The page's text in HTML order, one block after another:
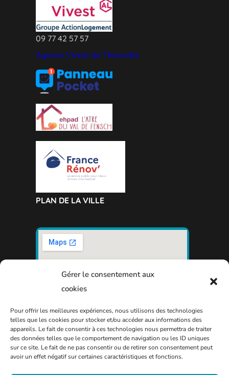
Gérer le consentement aux
cookies
Pour offrir les meilleures expériences, nous utilisons des technologies
telles que les cookies pour stocker et/ou accéder aux informations des
appareils. Le fait de consentir à ces technologies nous permettra de traiter
des données telles que le comportement de navigation ou les ID uniques
sur ce site. Le fait de ne pas consentir ou de retirer son consentement peut
avoir un effet négatif sur certaines caractéristiques et fonctions.
09 77 42 57 57
Agence Vivest de Thionville
PLAN DE LA VILLE